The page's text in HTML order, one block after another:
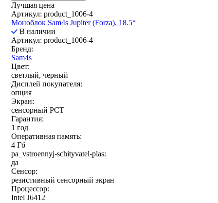
54-ФЗ
Бренды
Sam4s(11)
Дальность сканирования до
Диагональ дисплея
15,6
18.5
Лучшая цена
Артикул: product_1006-4
Моноблок Sam4s Jupiter (Forza), 18.5“
В наличии
Артикул: product_1006-4
Бренд:
Sam4s
Цвет:
светлый, черный
Дисплей покупателя:
опция
Экран:
сенсорный РСТ
Гарантия:
1 год
Оперативная память:
4 Гб
pa_vstroennyj-schityvatel-plas:
да
Сенсор:
резистивный сенсорный экран
Процессор:
Intel J6412